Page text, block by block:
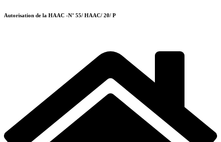
Autorisation de la HAAC -N° 55/ HAAC/ 20/ P